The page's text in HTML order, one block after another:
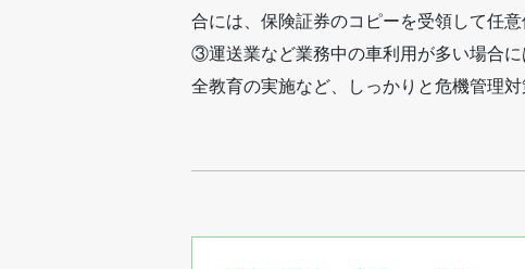
合には、保険証券のコピーを受領して任
③運送業など業務中の車利用が多い場合
全教育の実施など、しっかりと危機管理対